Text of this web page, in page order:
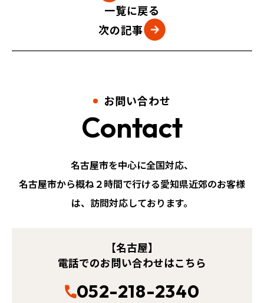
一覧に戻る
次の記事
お問い合わせ
Contact
名古屋市を中心に全国対応、
名古屋市から概ね２時間で行ける愛知県近郊のお客様
は、訪問対応しております。
【名古屋】
電話でのお問い合わせはこちら
052-218-2340